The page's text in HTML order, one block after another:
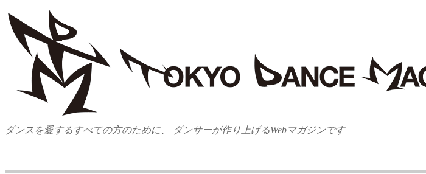
ダンスを愛するすべての方のために、 ダンサーが作り上げるWebマガジンです